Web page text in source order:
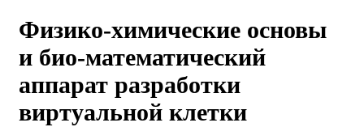
Физико-химические основы
и био-математический
аппарат разработки
виртуальной клетки